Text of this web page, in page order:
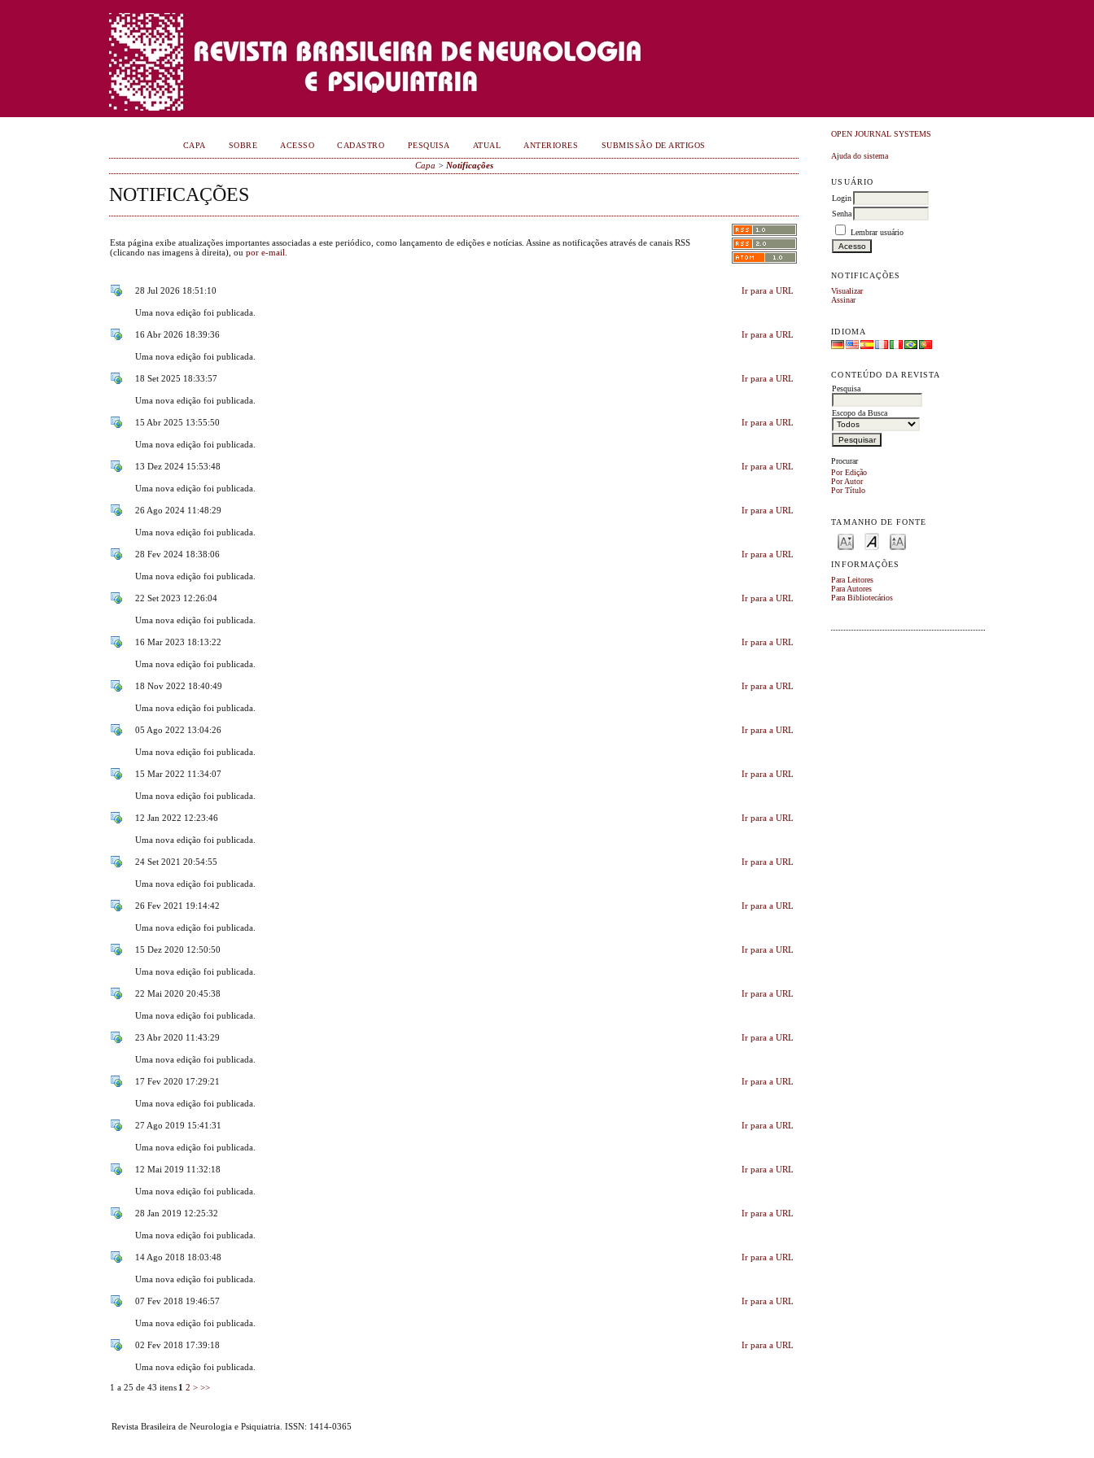
OPEN JOURNAL SYSTEMS
Ajuda do sistema
USUÁRIO
Login
Senha
Lembrar usuário
NOTIFICAÇÕES
Visualizar
Assinar
IDIOMA
CONTEÚDO DA REVISTA
Pesquisa
Escopo da Busca
Procurar
Por Edição
Por Autor
Por Título
TAMANHO DE FONTE
INFORMAÇÕES
Para Leitores
Para Autores
Para Bibliotecários
CAPA SOBRE ACESSO CADASTRO PESQUISA ATUAL ANTERIORES SUBMISSÃO DE ARTIGOS
Capa > Notificações
NOTIFICAÇÕES
Esta página exibe atualizações importantes associadas a este periódico, como lançamento de edições e notícias. Assine as notificações através de canais RSS
(clicando nas imagens à direita), oupor e-mail.
28 Jul 2026 18:51:10 Ir para a URL
Uma nova edição foi publicada.
16 Abr 2026 18:39:36 Ir para a URL
Uma nova edição foi publicada.
18 Set 2025 18:33:57 Ir para a URL
Uma nova edição foi publicada.
15 Abr 2025 13:55:50 Ir para a URL
Uma nova edição foi publicada.
13 Dez 2024 15:53:48 Ir para a URL
Uma nova edição foi publicada.
26 Ago 2024 11:48:29 Ir para a URL
Uma nova edição foi publicada.
28 Fev 2024 18:38:06 Ir para a URL
Uma nova edição foi publicada.
22 Set 2023 12:26:04 Ir para a URL
Uma nova edição foi publicada.
16 Mar 2023 18:13:22 Ir para a URL
Uma nova edição foi publicada.
18 Nov 2022 18:40:49 Ir para a URL
Uma nova edição foi publicada.
05 Ago 2022 13:04:26 Ir para a URL
Uma nova edição foi publicada.
15 Mar 2022 11:34:07 Ir para a URL
Uma nova edição foi publicada.
12 Jan 2022 12:23:46 Ir para a URL
Uma nova edição foi publicada.
24 Set 2021 20:54:55 Ir para a URL
Uma nova edição foi publicada.
26 Fev 2021 19:14:42 Ir para a URL
Uma nova edição foi publicada.
15 Dez 2020 12:50:50 Ir para a URL
Uma nova edição foi publicada.
22 Mai 2020 20:45:38 Ir para a URL
Uma nova edição foi publicada.
23 Abr 2020 11:43:29 Ir para a URL
Uma nova edição foi publicada.
17 Fev 2020 17:29:21 Ir para a URL
Uma nova edição foi publicada.
27 Ago 2019 15:41:31 Ir para a URL
Uma nova edição foi publicada.
12 Mai 2019 11:32:18 Ir para a URL
Uma nova edição foi publicada.
28 Jan 2019 12:25:32 Ir para a URL
Uma nova edição foi publicada.
14 Ago 2018 18:03:48 Ir para a URL
Uma nova edição foi publicada.
07 Fev 2018 19:46:57 Ir para a URL
Uma nova edição foi publicada.
02 Fev 2018 17:39:18 Ir para a URL
Uma nova edição foi publicada.
1 a 25 de 43 itens 1 2 > >>
Revista Brasileira de Neurologia e Psiquiatria. ISSN: 1414-0365